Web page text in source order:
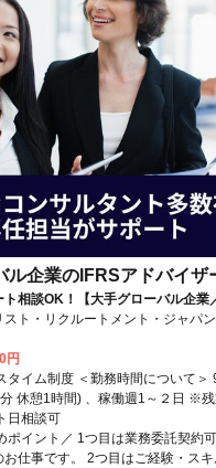
ル企業のIFRSアドバイザ
相談OK！【大手グローバル企業
アドバイザー
ト・リクルートメント・ジャパ
円
タイム制度 ＜勤務時間について＞
休憩1時間) 、稼働週1～２日 ※
日相談可
ポイント／ 1つ目は業務委託契約
仕事です。 2つ目はご経験・ス